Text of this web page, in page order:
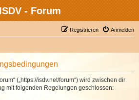
- Forum
Anmelden
Registrieren
(„https://isdv.net/forum“) wird zwischen dir
mit folgenden Regelungen geschlossen: